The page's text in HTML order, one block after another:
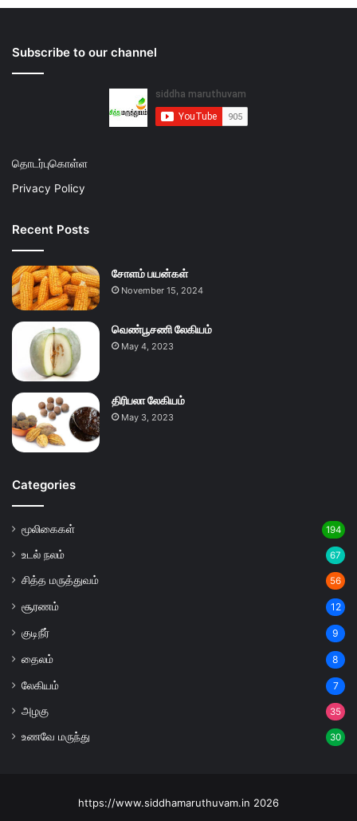
Subscribe to our channel
தொடர்புகொள்ள
Privacy Policy
Recent Posts
சோளம் பயன்கள்
November 15, 2024
வெண்பூசணி லேகியம்
May 4, 2023
திரிபலா லேகியம்
May 3, 2023
Categories
மூலிகைகள் 194
உடல் நலம் 67
சித்த மருத்துவம் 56
சூரணம் 12
குடிநீர் 9
தைலம் 8
லேகியம் 7
அழகு 35
உணவே மருந்து 30
https://www.siddhamaruthuvam.in 2026